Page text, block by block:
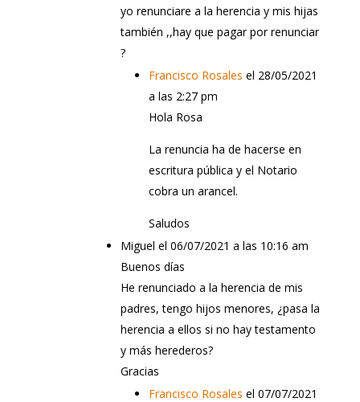
yo renunciare a la herencia y mis hijas
también ,,hay que pagar por renunciar
?
Francisco Rosales el 28/05/2021
a las 2:27 pm
Hola Rosa
La renuncia ha de hacerse en
escritura pública y el Notario
cobra un arancel.
Saludos
Miguel el 06/07/2021 a las 10:16 am
Buenos días
He renunciado a la herencia de mis
padres, tengo hijos menores, ¿pasa la
herencia a ellos si no hay testamento
y más herederos?
Gracias
Francisco Rosales el 07/07/2021